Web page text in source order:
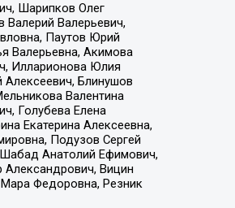
Шарипков Олег
Валерьевич,
Паутов Юрий
Валерьевна, Акимова
Илларионова Юлия
Алексеевич, Блинушов
Валентина
Голубева Елена
Екатерина Алексеевна,
Подузов Сергей
Анатолий Ефимович,
Вицин
Федоровна, Резник